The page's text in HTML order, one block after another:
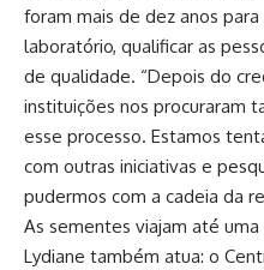
foram mais de dez anos
laboratório, qualificar as
de qualidade. “Depois do
instituições nos procuraram
esse processo. Estamos
com outras iniciativas e
pudermos com a cadeia da
As sementes viajam até
Lydiane também atua: o